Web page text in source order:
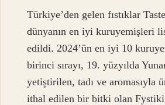
Türkiye’den gelen fıstıklar
dünyanın en iyi kuruyemişleri
edildi. 2024’ün en iyi 10
birinci sırayı, 19. yüzyılda
yetiştirilen, tadı ve aromasıyla
ithal edilen bir bitki olan Fystiki